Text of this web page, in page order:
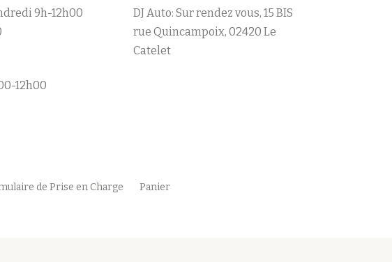
9h-12h00
12h00
DJ Auto: Sur rendez vous, 15 BIS
rue Quincampoix, 02420 Le
Catelet
de Prise en Charge Panier